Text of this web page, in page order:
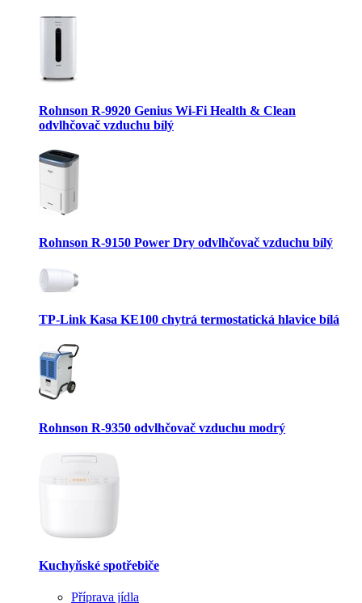
Rohnson R-9920 Genius Wi-Fi Health & Clean
odvlhčovač vzduchu bílý
Rohnson R-9150 Power Dry odvlhčovač vzduchu bílý
TP-Link Kasa KE100 chytrá termostatická hlavice bílá
Rohnson R-9350 odvlhčovač vzduchu modrý
Kuchyňské spotřebiče
Příprava jídla